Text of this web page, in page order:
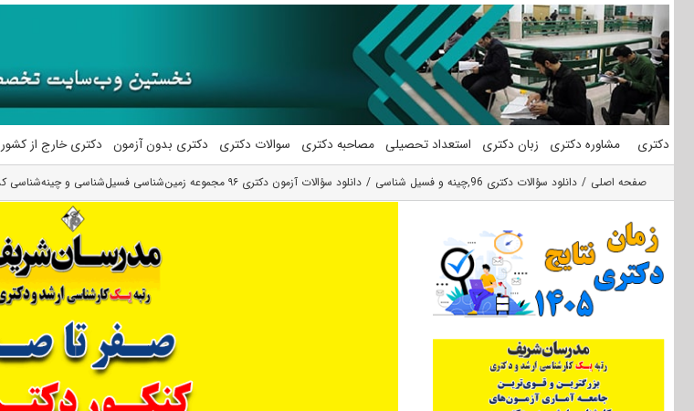
محتوا
دکتری مشاوره دکتری زبان دکتری استعداد تحصیلی مصاحبه دکتری سوالات دکتری دکتری بدون آزمون دکتری خارج از کشور
صفحه اصلی دانلود سؤالات دکتری 96 ,چینه و فسیل شناسی دانلود سؤالات آزمون دکتری ۹۶ مجموعه زمین‌شناسی فسیل‌شناسی و چینه‌شناسی کد ۲۲۰۱